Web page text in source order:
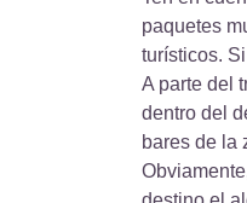
muy
decides
A parte del
dentro del
de la zona.